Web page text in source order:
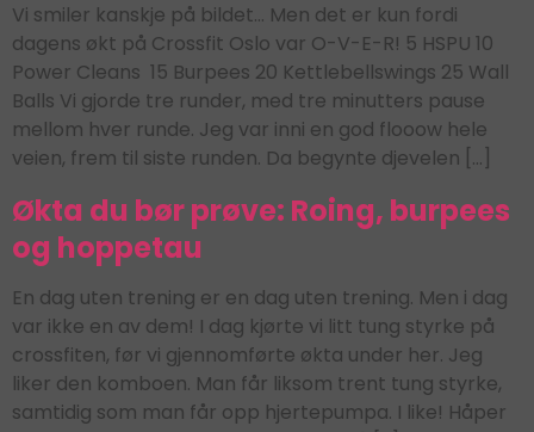
Vi smiler kanskje på bildet… Men det er kun fordi
dagens økt på Crossfit Oslo var O-V-E-R! 5 HSPU 10
Power Cleans 15 Burpees 20 Kettlebellswings 25 Wall
Balls Vi gjorde tre runder, med tre minutters pause
mellom hver runde. Jeg var inni en god flooow hele
veien, frem til siste runden. Da begynte djevelen […]
Økta du bør prøve: Roing, burpees
og hoppetau
En dag uten trening er en dag uten trening. Men i dag
var ikke en av dem! I dag kjørte vi litt tung styrke på
crossfiten, før vi gjennomførte økta under her. Jeg
liker den komboen. Man får liksom trent tung styrke,
samtidig som man får opp hjertepumpa. I like! Håper